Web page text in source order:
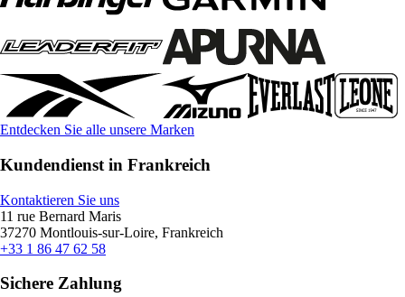
Entdecken Sie alle unsere Marken
Kundendienst in Frankreich
Kontaktieren Sie uns
11 rue Bernard Maris
37270 Montlouis-sur-Loire, Frankreich
+33 1 86 47 62 58
Sichere Zahlung